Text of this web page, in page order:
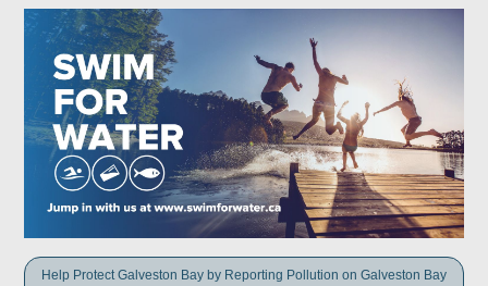
Help Protect Galveston Bay by Reporting Pollution on Galveston Bay